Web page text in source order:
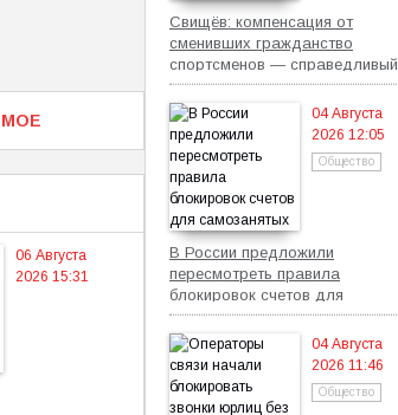
Свищёв: компенсация от
сменивших гражданство
спортсменов — справедливый
механизм
04 Августа
2026 12:05
Общество
В России предложили
пересмотреть правила
блокировок счетов для
самозанятых
04 Августа
2026 11:46
Общество
06 Августа
2026 15:31